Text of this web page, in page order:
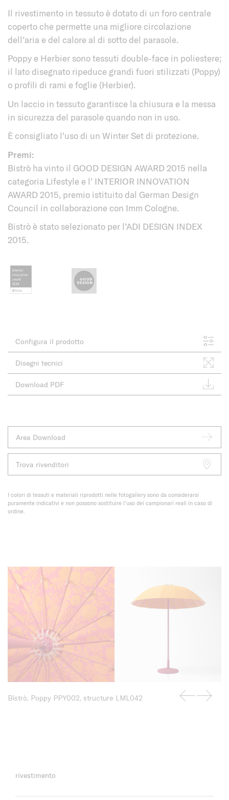
Il rivestimento in tessuto è dotato di un foro centrale
coperto che permette una migliore circolazione
dell’aria e del calore al di sotto del parasole.
Poppy e Herbier sono tessuti double-face in poliestere;
il lato disegnato ripeduce grandi fuori stilizzati (Poppy)
o profili di rami e foglie (Herbier).
Un laccio in tessuto garantisce la chiusura e la messa
in sicurezza del parasole quando non in uso.
È consigliato l’uso di un Winter Set di protezione.
Premi:
Bistrò ha vinto il GOOD DESIGN AWARD 2015 nella
categoria Lifestyle e l’ INTERIOR INNOVATION
AWARD 2015, premio istituito dal German Design
Council in collaborazione con Imm Cologne.
Bistrò è stato selezionato per l’ADI DESIGN INDEX
2015.
Configura il prodotto
Disegni tecnici
Download PDF
Area Download
Trova rivenditori
I colori di tessuti e materiali riprodotti nelle fotogallery sono da considerarsi
puramente indicativi e non possono sostituire l’uso dei campionari reali in caso di
ordine.
Bistrò, Poppy PPY002, structure LML042
rivestimento